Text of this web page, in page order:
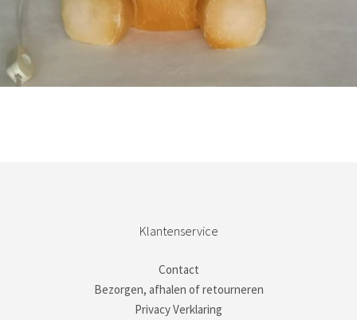
Klantenservice
Contact
Bezorgen, afhalen of retourneren
Privacy Verklaring